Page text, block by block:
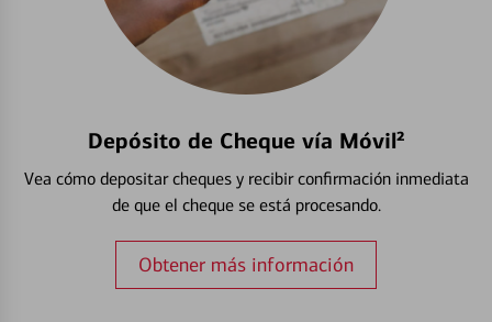
Depósito de Cheque vía Móvil²
Vea cómo depositar cheques y recibir confirmación inmediata
de que el cheque se está procesando.
Obtener más información